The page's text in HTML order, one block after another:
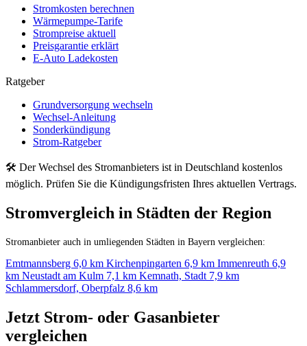
Stromkosten berechnen
Wärmepumpe-Tarife
Strompreise aktuell
Preisgarantie erklärt
E-Auto Ladekosten
Ratgeber
Grundversorgung wechseln
Wechsel-Anleitung
Sonderkündigung
Strom-Ratgeber
🛠 Der Wechsel des Stromanbieters ist in Deutschland kostenlos
möglich. Prüfen Sie die Kündigungsfristen Ihres aktuellen Vertrags.
Stromvergleich in Städten der Region
Stromanbieter auch in umliegenden Städten in Bayern vergleichen:
Emtmannsberg 6,0 km Kirchenpingarten 6,9 km Immenreuth 6,9
km Neustadt am Kulm 7,1 km Kemnath, Stadt 7,9 km
Schlammersdorf, Oberpfalz 8,6 km
Jetzt Strom- oder Gasanbieter
vergleichen